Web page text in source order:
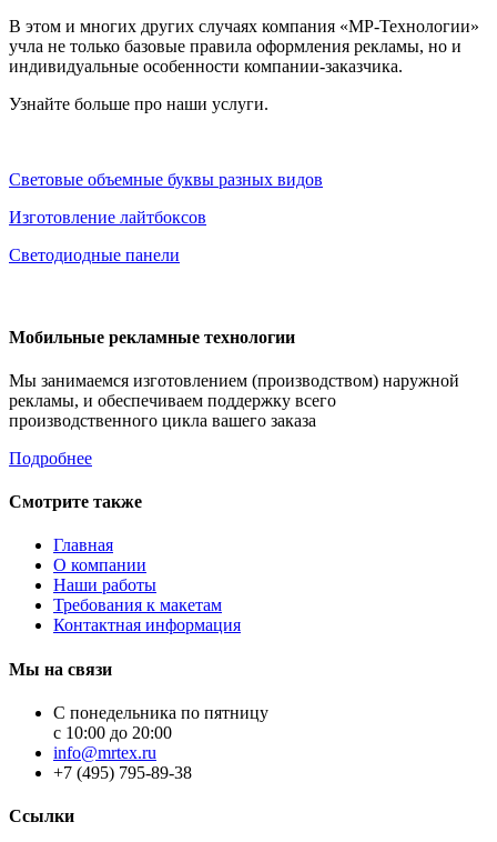
В этом и многих других случаях компания «МР-Технологии»
учла не только базовые правила оформления рекламы, но и
индивидуальные особенности компании-заказчика.
Узнайте больше про наши услуги.
Световые объемные буквы разных видов
Изготовление лайтбоксов
Светодиодные панели
Мобильные рекламные технологии
Мы занимаемся изготовлением (производством) наружной
рекламы, и обеспечиваем поддержку всего
производственного цикла вашего заказа
Подробнее
Смотрите также
Главная
О компании
Наши работы
Требования к макетам
Контактная информация
Мы на связи
С понедельника по пятницу
с 10:00 до 20:00
info@mrtex.ru
+7 (495) 795-89-38
Cсылки